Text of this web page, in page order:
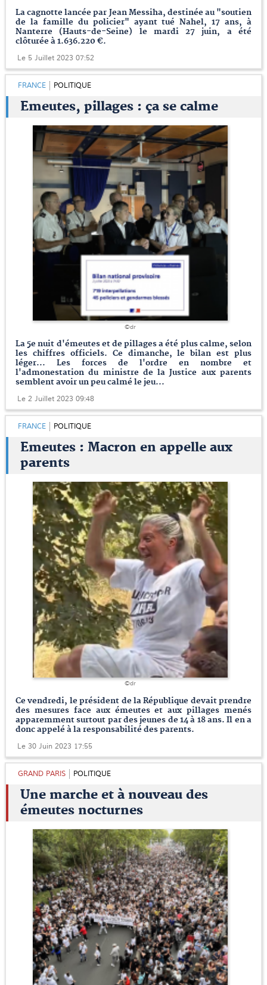
La cagnotte lancée par Jean Messiha, destinée au "soutien
de la famille du policier" ayant tué Nahel, 17 ans, à
Nanterre (Hauts-de-Seine) le mardi 27 juin, a été
clôturée à 1.636.220 €.
Le 5 Juillet 2023 07:52
FRANCE POLITIQUE
Emeutes, pillages : ça se calme
©dr
La 5e nuit d'émeutes et de pillages a été plus calme, selon
les chiffres officiels. Ce dimanche, le bilan est plus
léger... Les forces de l'ordre en nombre et
l'admonestation du ministre de la Justice aux parents
semblent avoir un peu calmé le jeu...
Le 2 Juillet 2023 09:48
FRANCE POLITIQUE
Emeutes : Macron en appelle aux
parents
©dr
Ce vendredi, le président de la République devait prendre
des mesures face aux émeutes et aux pillages menés
apparemment surtout par des jeunes de 14 à 18 ans. Il en a
donc appelé à la responsabilité des parents.
Le 30 Juin 2023 17:55
GRAND PARIS POLITIQUE
Une marche et à nouveau des
émeutes nocturnes